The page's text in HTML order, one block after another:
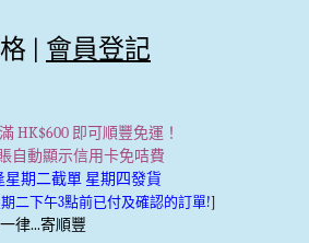
| 會員登記
HK$600 即可順豐免運！
自動顯示信用卡免咭費
星期二截單 星期四發貨
二下午3點前已付及確認的訂單!]
律...寄順豐